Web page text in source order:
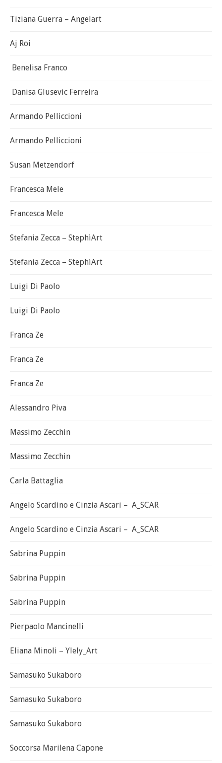
Tiziana Guerra – Angelart
Aj Roi
Benelisa Franco
Danisa Glusevic Ferreira
Armando Pelliccioni
Armando Pelliccioni
Susan Metzendorf
Francesca Mele
Francesca Mele
Stefania Zecca – StephìArt
Stefania Zecca – StephìArt
Luigi Di Paolo
Luigi Di Paolo
Franca Ze
Franca Ze
Franca Ze
Alessandro Piva
Massimo Zecchin
Massimo Zecchin
Carla Battaglia
Angelo Scardino e Cinzia Ascari – A_SCAR
Angelo Scardino e Cinzia Ascari – A_SCAR
Sabrina Puppin
Sabrina Puppin
Sabrina Puppin
Pierpaolo Mancinelli
Eliana Minoli – Ylely_Art
Samasuko Sukaboro
Samasuko Sukaboro
Samasuko Sukaboro
Soccorsa Marilena Capone